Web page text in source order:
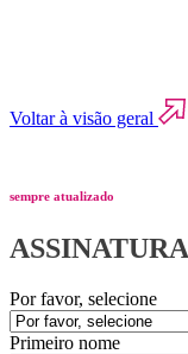
Voltar à visão geral
sempre atualizado
Por favor, selecione
Primeiro nome